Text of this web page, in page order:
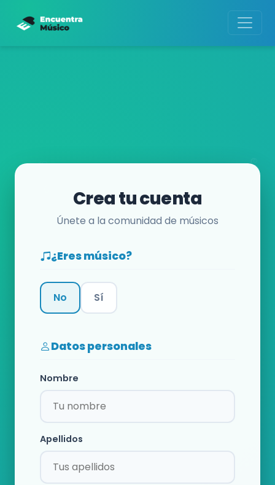
Crea tu cuenta
Únete a la comunidad de músicos
¿Eres músico?
No Sí
Datos personales
Nombre
Apellidos